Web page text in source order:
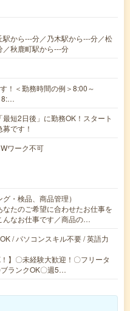
から---分／乃木駅から---分／松
秋鹿町駅から---分
！＜勤務時間の例＞8:00～
短2日後」に勤務OK！スタート
です！
ワーク不可
・検品、商品管理）
たのご希望に合わせたお仕事を
んなお仕事です／商品の…
/ パソコンスキル不要 / 英語力
】〇未経験大歓迎！〇フリータ
ランクOK〇週5…